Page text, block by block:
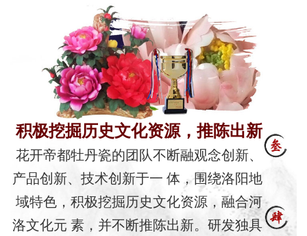
积极挖掘历史文化资源，推陈出新
花开帝都牡丹瓷的团队不断融观念创新、
产品创新、技术创新于一 体，围绕洛阳地
域特色，积极挖掘历史文化资源，融合河
洛文化元 素，并不断推陈出新。研发独具